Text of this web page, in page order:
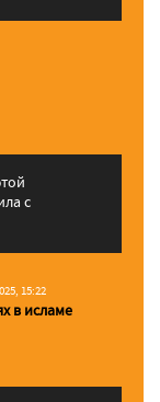
с
15:22
в исламе